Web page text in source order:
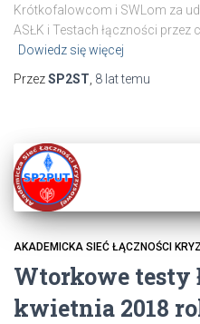
Krótkofalowcom i SWLom za
ASŁK i Testach łączności przez
Dowiedz się więcej
PrzezSP2ST, 8 lattemu
AKADEMICKA SIEĆ ŁĄCZNOŚCI
Wtorkowe testy
kwietnia 2018